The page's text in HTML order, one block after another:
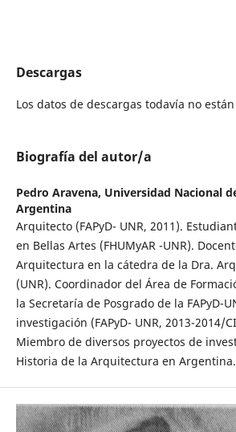
Descargas
Los datos de descargas todavía no
Biografía del autor/a
Pedro Aravena, Universidad Nacional
Argentina
Arquitecto (FAPyD- UNR, 2011).
en Bellas Artes (FHUMyAR -UNR).
Arquitectura en la cátedra de la Dra.
(UNR). Coordinador del Área de
la Secretaría de Posgrado de la FAPyD-
investigación (FAPyD- UNR, 2013-2014/
Miembro de diversos proyectos de
Historia de la Arquitectura en Argentina.